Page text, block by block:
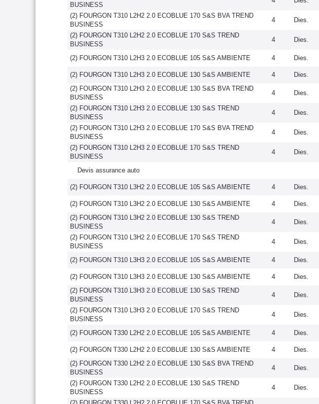
BUSINESS
(2) FOURGON T310 L2H2 2.0 ECOBLUE 170 S&S BVA TREND
BUSINESS
4 Dies.
(2) FOURGON T310 L2H2 2.0 ECOBLUE 170 S&S TREND
BUSINESS
4 Dies.
(2) FOURGON T310 L2H3 2.0 ECOBLUE 105 S&S AMBIENTE 4 Dies.
(2) FOURGON T310 L2H3 2.0 ECOBLUE 130 S&S AMBIENTE 4 Dies.
(2) FOURGON T310 L2H3 2.0 ECOBLUE 130 S&S BVA TREND
BUSINESS
4 Dies.
(2) FOURGON T310 L2H3 2.0 ECOBLUE 130 S&S TREND
BUSINESS
4 Dies.
(2) FOURGON T310 L2H3 2.0 ECOBLUE 170 S&S BVA TREND
BUSINESS
4 Dies.
(2) FOURGON T310 L2H3 2.0 ECOBLUE 170 S&S TREND
BUSINESS
4 Dies.
Devis assurance auto
(2) FOURGON T310 L3H2 2.0 ECOBLUE 105 S&S AMBIENTE 4 Dies.
(2) FOURGON T310 L3H2 2.0 ECOBLUE 130 S&S AMBIENTE 4 Dies.
(2) FOURGON T310 L3H2 2.0 ECOBLUE 130 S&S TREND
BUSINESS
4 Dies.
(2) FOURGON T310 L3H2 2.0 ECOBLUE 170 S&S TREND
BUSINESS
4 Dies.
(2) FOURGON T310 L3H3 2.0 ECOBLUE 105 S&S AMBIENTE 4 Dies.
(2) FOURGON T310 L3H3 2.0 ECOBLUE 130 S&S AMBIENTE 4 Dies.
(2) FOURGON T310 L3H3 2.0 ECOBLUE 130 S&S TREND
BUSINESS
4 Dies.
(2) FOURGON T310 L3H3 2.0 ECOBLUE 170 S&S TREND
BUSINESS
4 Dies.
(2) FOURGON T330 L2H2 2.0 ECOBLUE 105 S&S AMBIENTE 4 Dies.
(2) FOURGON T330 L2H2 2.0 ECOBLUE 130 S&S AMBIENTE 4 Dies.
(2) FOURGON T330 L2H2 2.0 ECOBLUE 130 S&S BVA TREND
BUSINESS
4 Dies.
(2) FOURGON T330 L2H2 2.0 ECOBLUE 130 S&S TREND
BUSINESS
4 Dies.